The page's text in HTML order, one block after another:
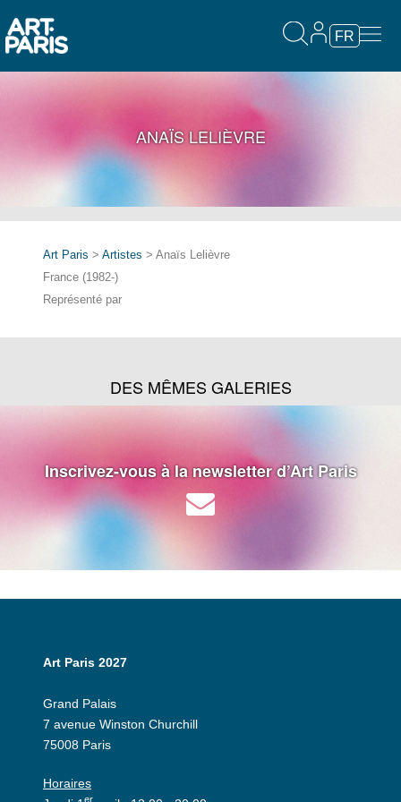
FR
ANAÏS LELIÈVRE
Art Paris > Artistes > Anaïs Lelièvre
France (1982-)
Représenté par
DES MÊMES GALERIES
Inscrivez-vous à la newsletter d’Art Paris
Art Paris 2027
Grand Palais
7 avenue Winston Churchill
75008 Paris
Horaires
er